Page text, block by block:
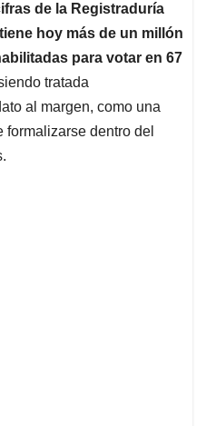
de la Registraduría
hoy más de un millón
para votar en 67
tratada
al margen, como una
dentro del